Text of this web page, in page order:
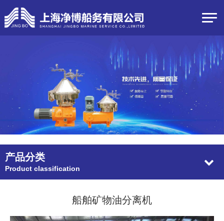
产品分类
Product classification
船舶矿物油分离机